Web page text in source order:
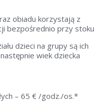
obiadu korzystają z
bezpośrednio przy stoku
dzieci na grupy są ich
wiek dziecka
– 65 € /godz./os.*